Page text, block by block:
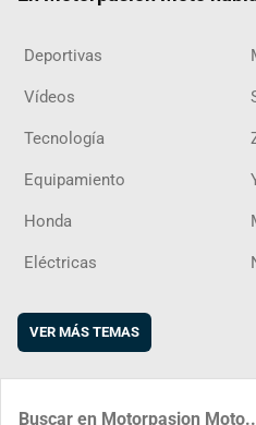
Deportivas
Vídeos
Tecnología
Equipamiento
Honda
Eléctricas
VER MÁS TEMAS